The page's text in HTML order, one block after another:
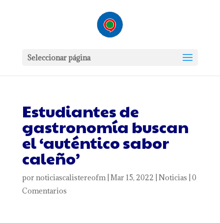
Seleccionar página
Estudiantes de
gastronomía buscan
el ‘auténtico sabor
caleño’
por noticiascalistereofm| Mar 15, 2022 Noticias 0
Comentarios